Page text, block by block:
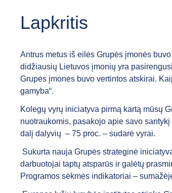
Lapkritis
Antrus metus iš eilės Grupės įmonės
didžiausių Lietuvos įmonių yra
Grupės įmonės buvo vertintos atskirai.
gamyba“.
Kolegų vyrų iniciatyva pirmą kartą mūsų
nuotraukomis, pasakojo apie savo
dalį dalyvių – 75 proc. – sudarė vyrai.
Sukurta nauja Grupės strateginė
darbuotojai taptų atsparūs ir galėtų
Programos sėkmės indikatoriai –